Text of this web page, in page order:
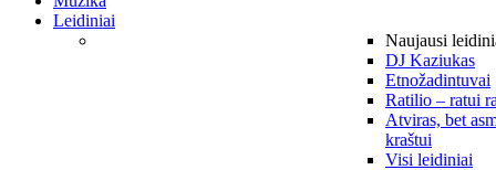
Leidiniai
Naujausi
DJ Kaziukas
Etnožadintuvai
Ratilio – ratui
Atviras, bet
kraštui
Visi leidiniai